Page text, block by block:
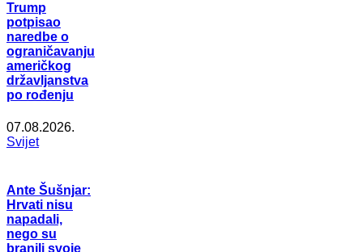
Trump
potpisao
naredbe o
ograničavanju
američkog
državljanstva
po rođenju
07.08.2026.
Svijet
Ante Šušnjar:
Hrvati nisu
napadali,
nego su
branili svoje